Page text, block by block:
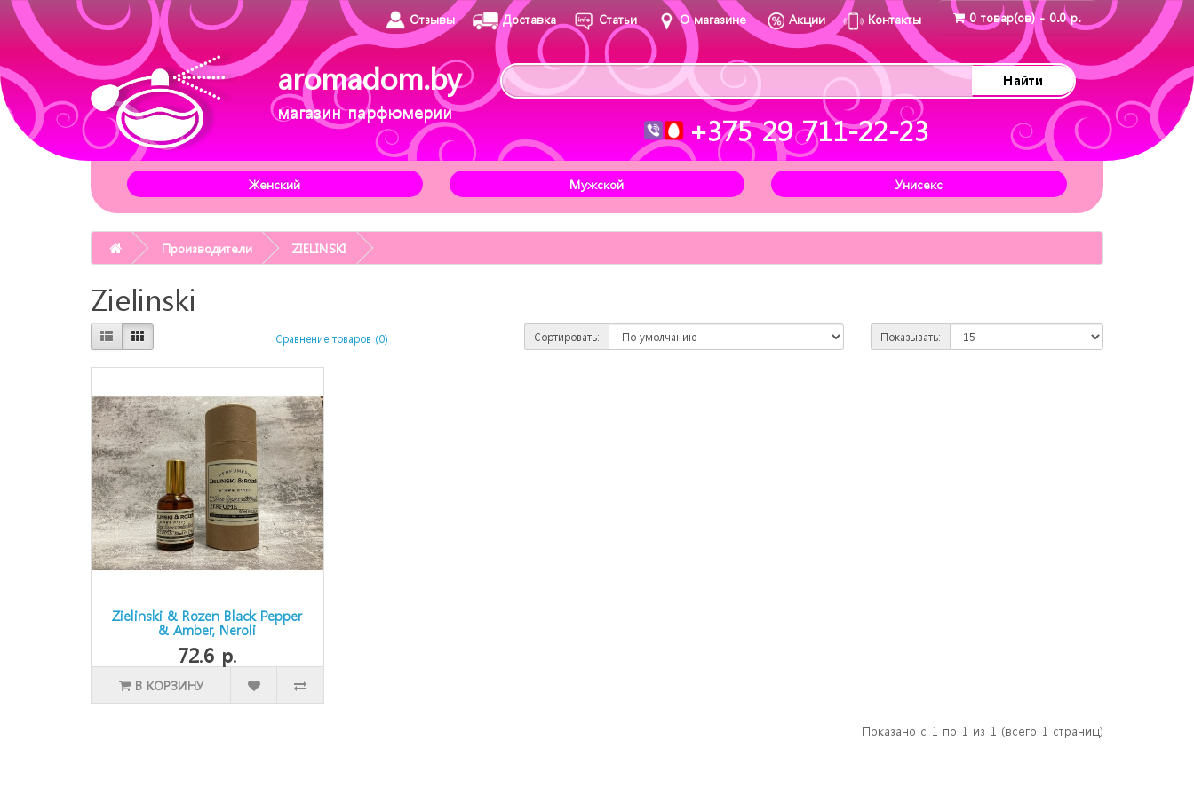
Отзывы Доставка Статьи О магазине Акции Контакты 0 товар(ов) - 0.0 р.
aromadom.by
магазин парфюмерии
Найти
+375 29 711-22-23
Женский Мужской Унисекс
Производители ZIELINSKI
Zielinski
Сравнение товаров (0) Сортировать: Показывать:
Zielinski & Rozen Black Pepper
& Amber, Neroli
72.6 р.
В КОРЗИНУ
Показано с 1 по 1 из 1 (всего 1 страниц)